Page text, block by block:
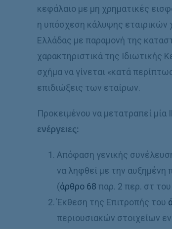
κεφάλαιο με μη χρηματικές
η υπόσχεση κάλυψης εταιρικών
Ελλάδας με παραμονή της
χαρακτηριστικά της Ιδιωτικής
σχήμα να γίνεται «κατά
επιδιώξεις των εταίρων.
Προκειμένου να μετατραπεί μία
ενέργειες:
Απόφαση γενικής
να ληφθεί με την
(άρθρο 68 παρ. 2 περ. στ
Έκθεση της Επιτροπής του
περιουσιακών στοιχείων